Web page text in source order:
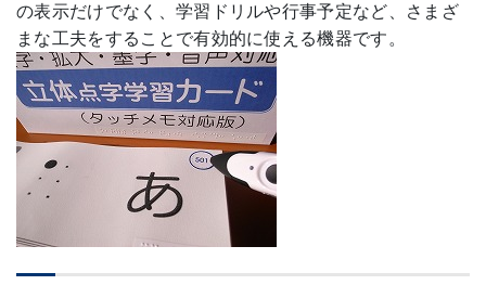
の表示だけでなく、学習ドリルや行事予定など、さまざ
まな工夫をすることで有効的に使える機器です。